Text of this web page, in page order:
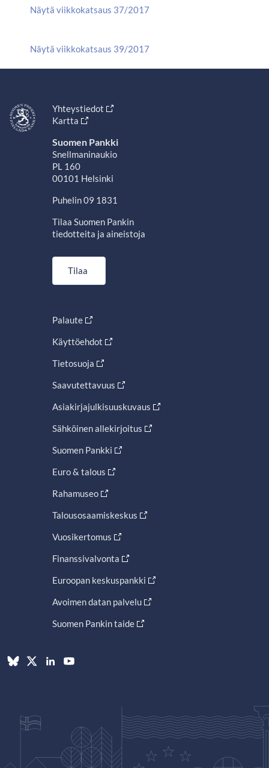
Näytä viikkokatsaus 37/2017
Näytä viikkokatsaus 39/2017
Yhteystiedot
Kartta
Suomen Pankki
Snellmaninaukio
PL 160
00101 Helsinki
Puhelin 09 1831
Tilaa Suomen Pankin
tiedotteita ja aineistoja
Tilaa
Palaute
Käyttöehdot
Tietosuoja
Saavutettavuus
Asiakirjajulkisuuskuvaus
Sähköinen allekirjoitus
Suomen Pankki
Euro & talous
Rahamuseo
Talousosaamiskeskus
Vuosikertomus
Finanssivalvonta
Euroopan keskuspankki
Avoimen datan palvelu
Suomen Pankin taide